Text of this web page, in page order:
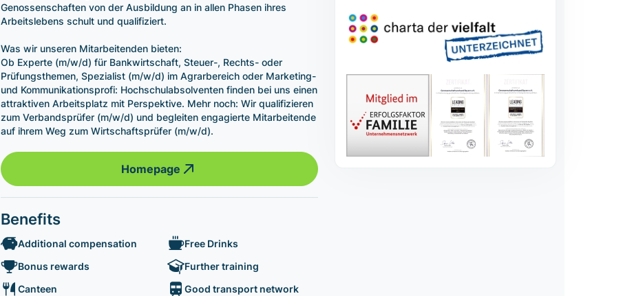
Genossenschaften von der Ausbildung an in allen Phasen ihres
Arbeitslebens schult und qualifiziert.
Was wir unseren Mitarbeitenden bieten:
Ob Experte (m/w/d) für Bankwirtschaft, Steuer-, Rechts- oder
Prüfungsthemen, Spezialist (m/w/d) im Agrarbereich oder Marketing-
und Kommunikationsprofi: Hochschulabsolventen finden bei uns einen
attraktiven Arbeitsplatz mit Perspektive. Mehr noch: Wir qualifizieren
zum Verbandsprüfer (m/w/d) und begleiten engagierte Mitarbeitende
auf ihrem Weg zum Wirtschaftsprüfer (m/w/d).
Homepage
Benefits
Additional compensation
Bonus rewards
Canteen
Free Drinks
Further training
Good transport network